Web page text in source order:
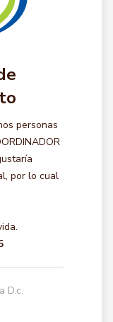
personas
por lo cual
D.c.